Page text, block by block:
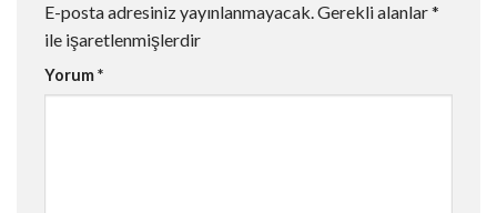
E-posta adresiniz yayınlanmayacak.Gerekli alanlar*
ile işaretlenmişlerdir
Yorum*